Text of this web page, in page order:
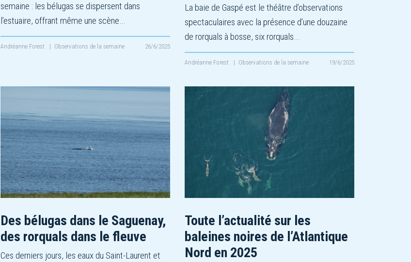
semaine : les bélugas se dispersent dans
l’estuaire, offrant même une scène…
Andréanne Forest | Observations de la semaine 26/6/2025
La baie de Gaspé est le théâtre d’observations
spectaculaires avec la présence d’une douzaine
de rorquals à bosse, six rorquals…
Andréanne Forest | Observations de la semaine 19/6/2025
Des bélugas dans le Saguenay,
des rorquals dans le fleuve
Ces derniers jours, les eaux du Saint-Laurent et
Toute l’actualité sur les
baleines noires de l’Atlantique
Nord en 2025